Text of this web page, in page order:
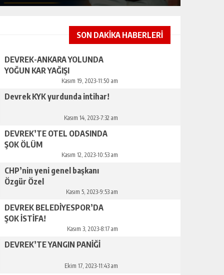
SON DAKİKA HABERLERİ
DEVREK-ANKARA YOLUNDA
YOĞUN KAR YAĞIŞI
Kasım 19, 2023-11:50 am
Devrek KYK yurdunda intihar!
Kasım 14, 2023-7:32 am
DEVREK’TE OTEL ODASINDA
ŞOK ÖLÜM
Kasım 12, 2023-10:53 am
CHP’nin yeni genel başkanı
Özgür Özel
Kasım 5, 2023-9:53 am
DEVREK BELEDİYESPOR’DA
ŞOK İSTİFA!
Kasım 3, 2023-8:17 am
DEVREK’TE YANGIN PANİĞİ
Ekim 17, 2023-11:43 am